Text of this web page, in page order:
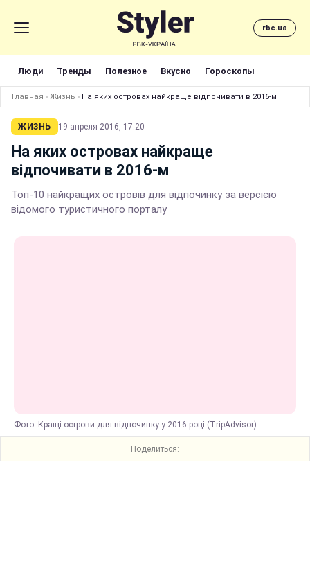
rbc.ua
Люди Тренды Полезное Вкусно Гороскопы
Главная › Жизнь › На яких островах найкраще відпочивати в 2016-м
ЖИЗНЬ 19 апреля 2016, 17:20
На яких островах найкраще
відпочивати в 2016-м
Топ-10 найкращих островів для відпочинку за версією
відомого туристичного порталу
Фото: Кращі острови для відпочинку у 2016 році (TripAdvisor)
Поделиться: